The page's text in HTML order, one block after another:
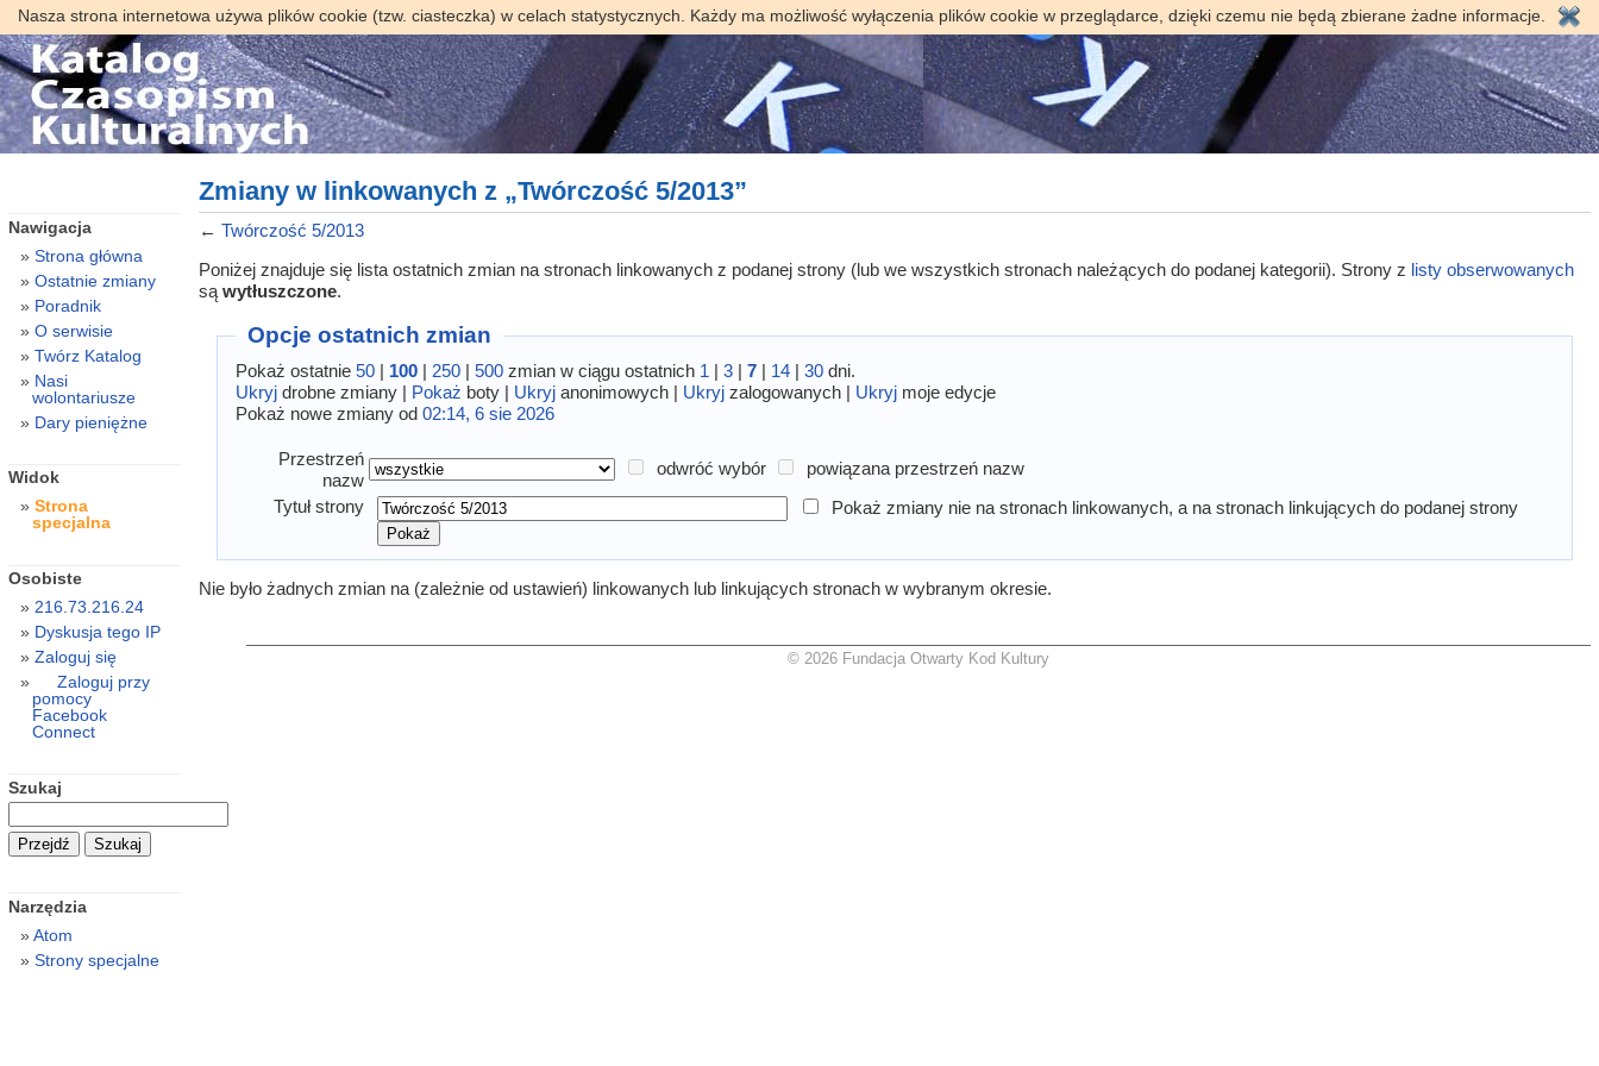
Nasza strona internetowa używa plików cookie (tzw. ciasteczka) w celach statystycznych. Każdy ma możliwość wyłączenia plików cookie w przeglądarce, dzięki czemu nie będą zbierane żadne informacje.
Zmiany w linkowanych z „Twórczość 5/2013”
← Twórczość 5/2013
Poniżej znajduje się lista ostatnich zmian na stronach linkowanych z podanej strony (lub we wszystkich stronach należących do podanej kategorii). Strony z listy obserwowanych
są wytłuszczone.
Opcje ostatnich zmian
Pokaż ostatnie50 | 100 | 250 |500 zmian w ciągu ostatnich 1 |3 |7 | 14 |30 dni.
Ukryj drobne zmiany | Pokaż boty | Ukryj anonimowych | Ukryj zalogowanych | Ukryj moje edycje
Pokaż nowe zmiany od02:14, 6 sie 2026
Przestrzeń
nazw
odwróć wybór
powiązana przestrzeń nazw
Tytuł strony
Pokaż zmiany nie na stronach linkowanych, a na stronach linkujących do podanej strony
Nie było żadnych zmian na (zależnie od ustawień) linkowanych lub linkujących stronach w wybranym okresie.
Nawigacja
Strona główna
Ostatnie zmiany
Poradnik
O serwisie
Twórz Katalog
Nasi
wolontariusze
Dary pieniężne
Widok
Strona
specjalna
Osobiste
216.73.216.24
Dyskusja tego IP
Zaloguj się
Zaloguj przy
pomocy
Facebook
Connect
Szukaj
Narzędzia
Atom
Strony specjalne
© 2026 Fundacja Otwarty Kod Kultury